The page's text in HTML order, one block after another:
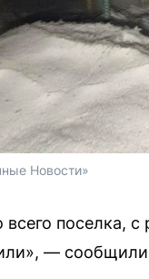
Новости»
всего поселка,
—